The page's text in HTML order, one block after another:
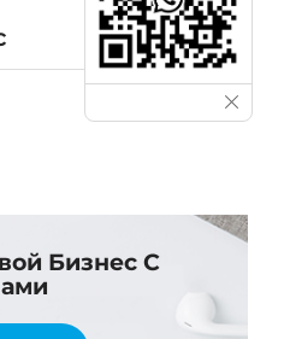
Бизнес С